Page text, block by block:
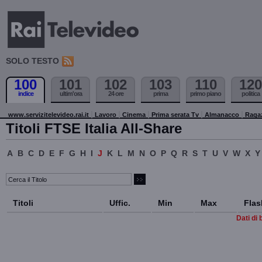
SOLO TESTO
100
indice
101
ultim'ora
102
24 ore
103
prima
110
primo piano
120
politica
www.servizitelevideo.rai.it Lavoro Cinema Prima serata Tv Almanacco
Titoli FTSE Italia All-Share
A B C D E F G H I J K L M N O P Q R S T U V W X Y
Titoli Uffic. Min Max
Dati di